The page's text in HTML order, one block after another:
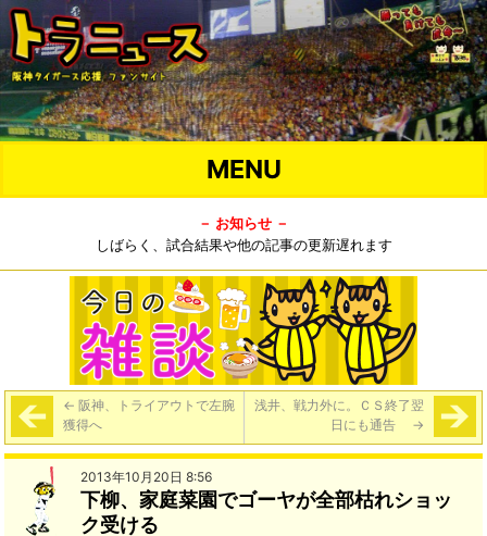
MENU
－ お知らせ －
しばらく、試合結果や他の記事の更新遅れます
← 阪神、トライアウトで左腕
獲得へ
浅井、戦力外に。ＣＳ終了翌
日にも通告 →
2013年10月20日 8:56
下柳、家庭菜園でゴーヤが全部枯れショッ
ク受ける